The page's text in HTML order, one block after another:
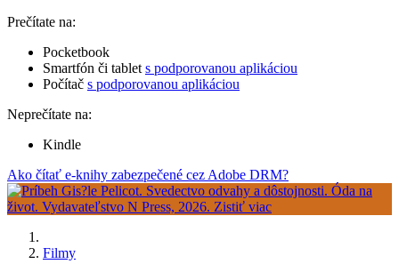
Prečítate na:
Pocketbook
Smartfón či tablet s podporovanou aplikáciou
Počítač s podporovanou aplikáciou
Neprečítate na:
Kindle
Ako čítať e-knihy zabezpečené cez Adobe DRM?
Filmy